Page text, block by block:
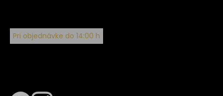
Pri objednávke do 14:00 h